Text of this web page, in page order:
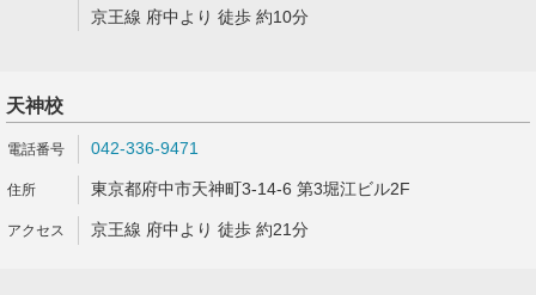
京王線 府中より 徒歩 約10分
天神校
042-336-9471
東京都府中市天神町3-14-6 第3堀江ビル2F
京王線 府中より 徒歩 約21分